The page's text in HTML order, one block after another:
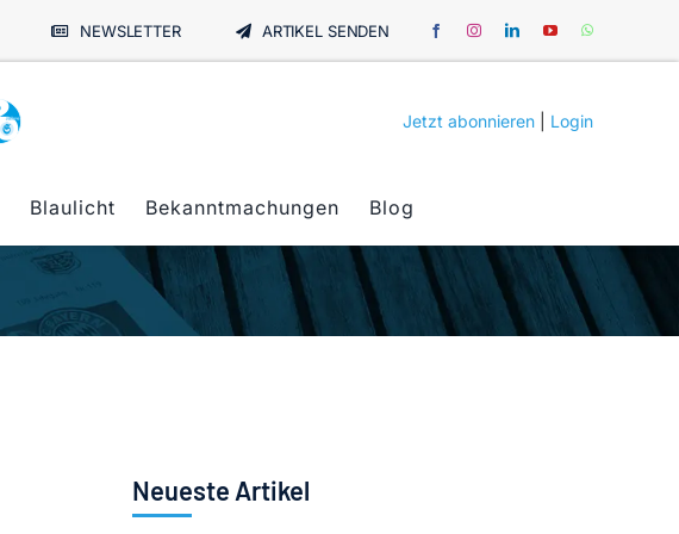
NEWSLETTER ARTIKEL SENDEN
Jetzt abonnieren Login
Blaulicht Bekanntmachungen Blog
Neueste Artikel